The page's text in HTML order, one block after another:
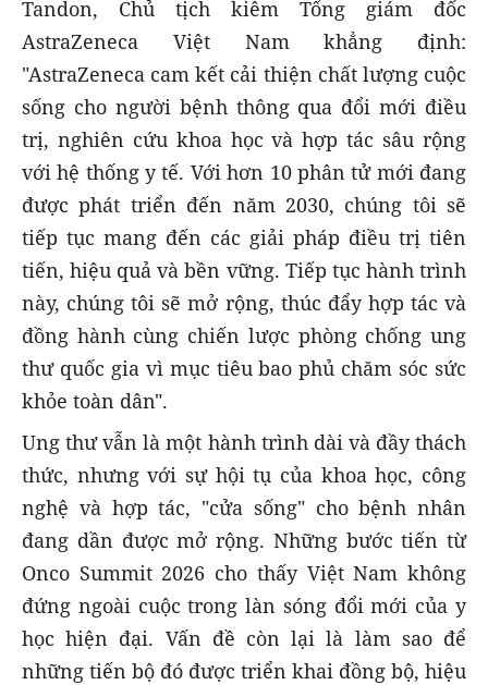
Tandon, Chủ tịch kiêm Tổng giám đốc
AstraZeneca Việt Nam khẳng định:
"AstraZeneca cam kết cải thiện chất lượng cuộc
sống cho người bệnh thông qua đổi mới điều
trị, nghiên cứu khoa học và hợp tác sâu rộng
với hệ thống y tế. Với hơn 10 phân tử mới đang
được phát triển đến năm 2030, chúng tôi sẽ
tiếp tục mang đến các giải pháp điều trị tiên
tiến, hiệu quả và bền vững. Tiếp tục hành trình
này, chúng tôi sẽ mở rộng, thúc đẩy hợp tác và
đồng hành cùng chiến lược phòng chống ung
thư quốc gia vì mục tiêu bao phủ chăm sóc sức
khỏe toàn dân".
Ung thư vẫn là một hành trình dài và đầy thách
thức, nhưng với sự hội tụ của khoa học, công
nghệ và hợp tác, "cửa sống" cho bệnh nhân
đang dần được mở rộng. Những bước tiến từ
Onco Summit 2026 cho thấy Việt Nam không
đứng ngoài cuộc trong làn sóng đổi mới của y
học hiện đại. Vấn đề còn lại là làm sao để
những tiến bộ đó được triển khai đồng bộ, hiệu